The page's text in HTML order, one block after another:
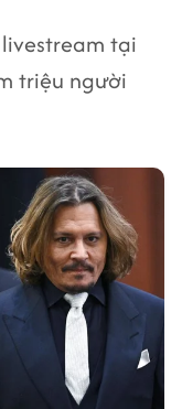
tại
triệu người